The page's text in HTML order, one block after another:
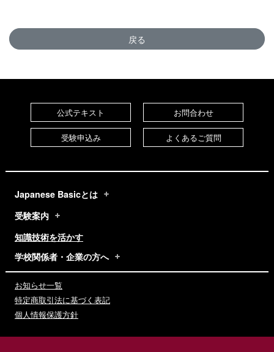
戻る
公式テキスト お問合わせ
受験申込み よくあるご質問
Japanese Basicとは
受験案内
知識技術を活かす
学校関係者・企業の方へ
お知らせ一覧
特定商取引法に基づく表記
個人情報保護方針